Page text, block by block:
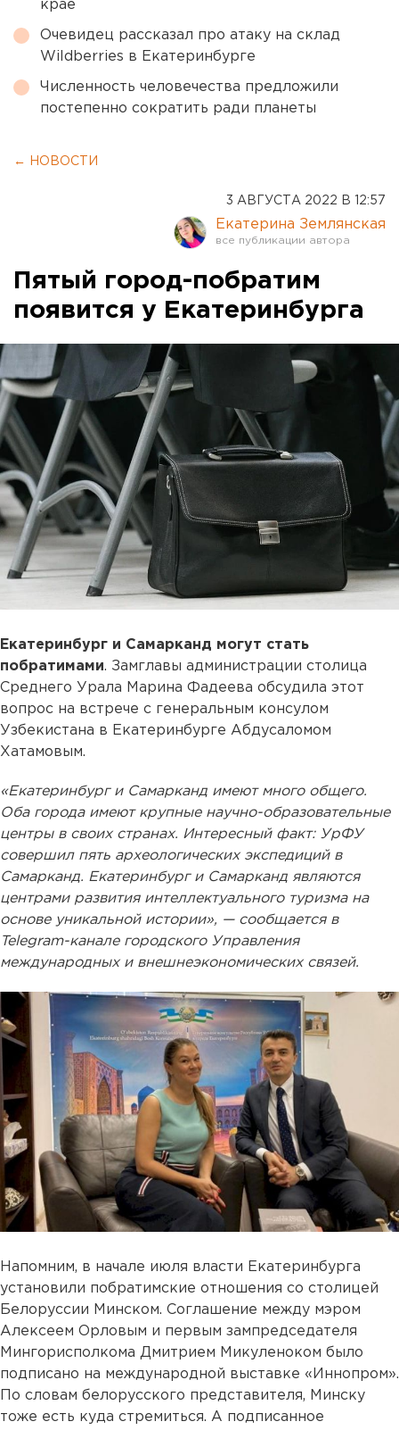
крае
Очевидец рассказал про атаку на склад
Wildberries в Екатеринбурге
Численность человечества предложили
постепенно сократить ради планеты
← НОВОСТИ
3 АВГУСТА 2022 В 12:57
Екатерина Землянская
Пятый город-побратим
появится у Екатеринбурга
Екатеринбург и Самарканд могут стать
побратимами. Замглавы администрации столица
Среднего Урала Марина Фадеева обсудила этот
вопрос на встрече с генеральным консулом
Узбекистана в Екатеринбурге Абдусаломом
Хатамовым.
«Екатеринбург и Самарканд имеют много общего.
Оба города имеют крупные научно-образовательные
центры в своих странах. Интересный факт: УрФУ
совершил пять археологических экспедиций в
Самарканд. Екатеринбург и Самарканд являются
центрами развития интеллектуального туризма на
основе уникальной истории», — сообщается в
Telegram-канале городского Управления
международных и внешнеэкономических связей.
Напомним, в начале июля власти Екатеринбурга
установили побратимские отношения со столицей
Белоруссии Минском. Соглашение между мэром
Алексеем Орловым и первым зампредседателя
Мингорисполкома Дмитрием Микуленоком было
подписано на международной выставке «Иннопром».
По словам белорусского представителя, Минску
тоже есть куда стремиться. А подписанное